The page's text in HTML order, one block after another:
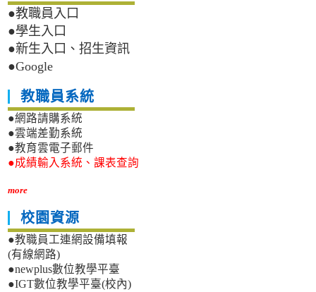
●教職員入口
●學生入口
●新生入口、招生資訊
●Google
教職員系統
●網路請購系統
●雲端差勤系統
●教育雲電子郵件
●成績輸入系統、課表查詢
more
校園資源
●教職員工連網設備填報
(有線網路)
●newplus數位教學平臺
●IGT數位教學平臺(校內)